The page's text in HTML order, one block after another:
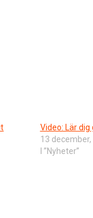
Video: Lär
13 december,
I ”Nyheter”